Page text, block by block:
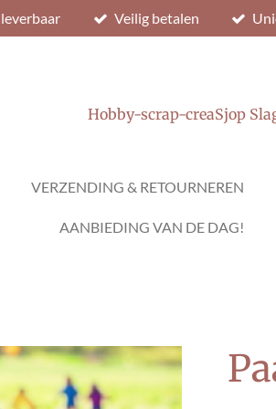
Veilig betalen
Hobby-scrap-creaSjop
VERZENDING & RETOURNEREN
AANBIEDING VAN DE DAG!